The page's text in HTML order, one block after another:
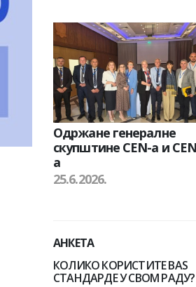
Одржане генералне
скупштине CEN-а и
а
25.6.2026.
АНКЕТА
КОЛИКО КОРИСТИТЕ BAS
СТАНДАРДЕ У СВОМ РАДУ?